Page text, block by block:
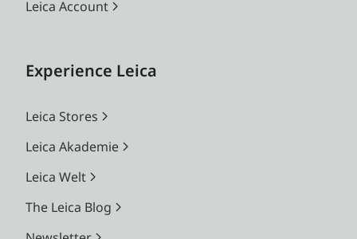
Leica Account
Experience Leica
Leica Stores
Leica Akademie
Leica Welt
The Leica Blog